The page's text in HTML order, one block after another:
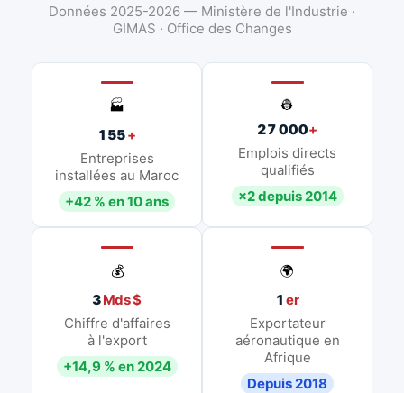
Données 2025-2026 — Ministère de l'Industrie ·
GIMAS · Office des Changes
🏭
155+
Entreprises
installées au Maroc
+42 % en 10 ans
👷
27 000+
Emplois directs
qualifiés
×2 depuis 2014
💰
3Mds $
Chiffre d'affaires
à l'export
+14,9 % en 2024
🌍
1 er
Exportateur
aéronautique en
Afrique
Depuis 2018